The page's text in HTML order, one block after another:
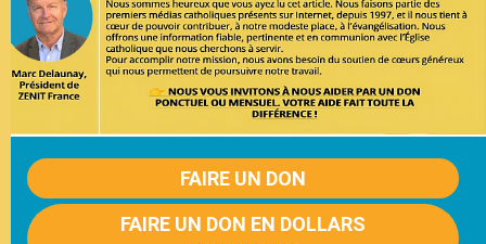
FAIRE UN DON
FAIRE UN DON EN DOLLARS